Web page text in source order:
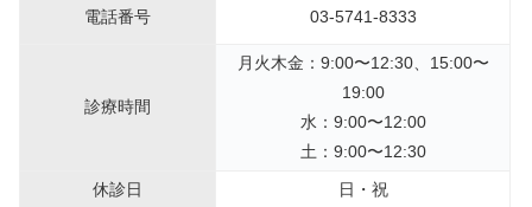
電話番号 03-5741-8333
診療時間
月火木金：9:00〜12:30、15:00〜
19:00
水：9:00〜12:00
土：9:00〜12:30
休診日
日・祝